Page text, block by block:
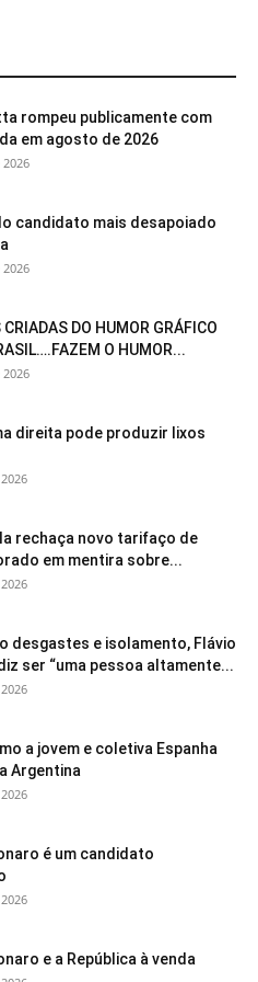
rompeu publicamente com
em agosto de 2026
candidato mais desapoiado
CRIADAS DO HUMOR GRÁFICO
O HUMOR...
direita pode produzir lixos
rechaça novo tarifaço de
em mentira sobre...
desgastes e isolamento, Flávio
ser “uma pessoa altamente...
a jovem e coletiva Espanha
Argentina
é um candidato
e a República à venda